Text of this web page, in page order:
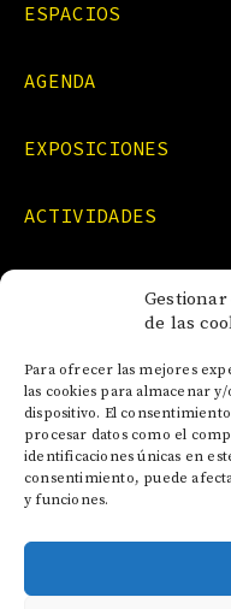
de las
Para ofrecer las mejores
las cookies para almacenar
dispositivo. El
procesar datos como el
identificaciones únicas en
consentimiento, puede
y funciones.
ESPACIOS
AGENDA
EXPOSICIONES
ACTIVIDADES
CONTACTO